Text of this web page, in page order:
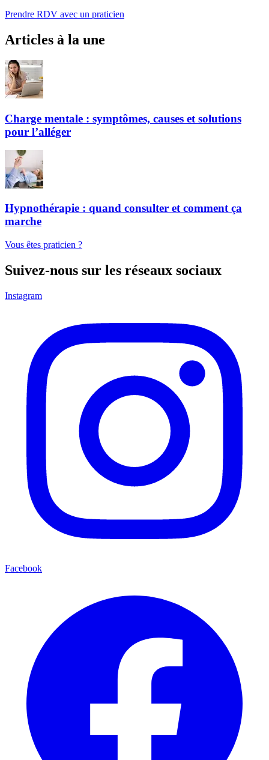
Prendre RDV avec un praticien
Articles à la une
Charge mentale : symptômes, causes et solutions
pour l’alléger
Hypnothérapie : quand consulter et comment ça
marche
Vous êtes praticien ?
Suivez-nous sur les réseaux sociaux
Instagram
Facebook